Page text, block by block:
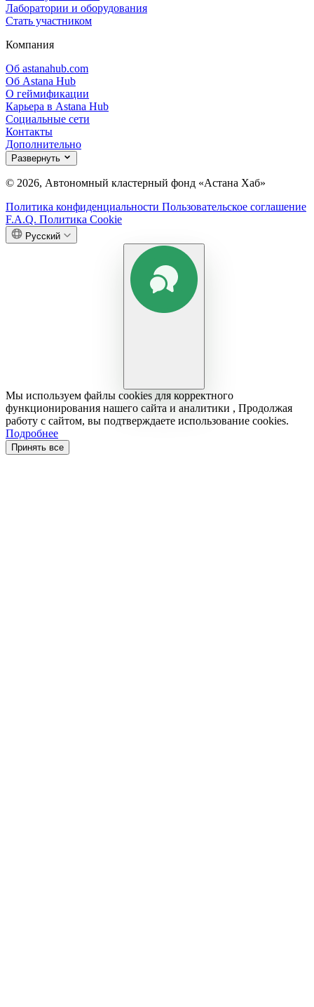
Лаборатории и оборудования
Стать участником
Компания
Об astanahub.com
Об Astana Hub
О геймификации
Карьера в Astana Hub
Социальные сети
Контакты
Дополнительно
Развернуть
© 2026, Автономный кластерный фонд «Астана Хаб»
Политика конфиденциальности Пользовательское соглашение
F.A.Q. Политика Cookie
Русский
Мы используем файлы cookies для корректного
функционирования нашего сайта и аналитики , Продолжая
работу с сайтом, вы подтверждаете использование cookies.
Подробнее
Принять все